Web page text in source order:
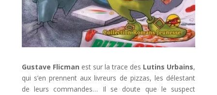
Gustave Flicman est sur la trace des Lutins Urbains,
qui s’en prennent aux livreurs de pizzas, les délestant
de leurs commandes… Il se doute que le suspect